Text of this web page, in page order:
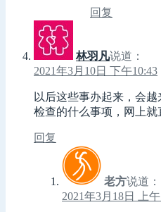
回复
林羽凡说道：
2021年3月10日 下午10:43
以后这些事办起来，会
检查的什么事项，网上就
回复
老方说道：
2021年3月18日 上